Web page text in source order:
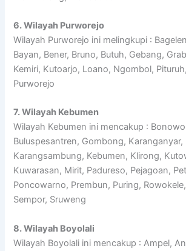
6. Wilayah Purworejo
Wilayah Purworejo ini melingkupi :
Bayan, Bener, Bruno, Butuh, Gebang,
Kemiri, Kutoarjo, Loano, Ngombol,
Purworejo
7. Wilayah Kebumen
Wilayah Kebumen ini mencakup :
Buluspesantren, Gombong, Karanganyar,
Karangsambung, Kebumen, Klirong,
Kuwarasan, Mirit, Padureso, Pejagoan,
Poncowarno, Prembun, Puring,
Sempor, Sruweng
8. Wilayah Boyolali
Wilayah Boyolali ini mencakup : Ampel,